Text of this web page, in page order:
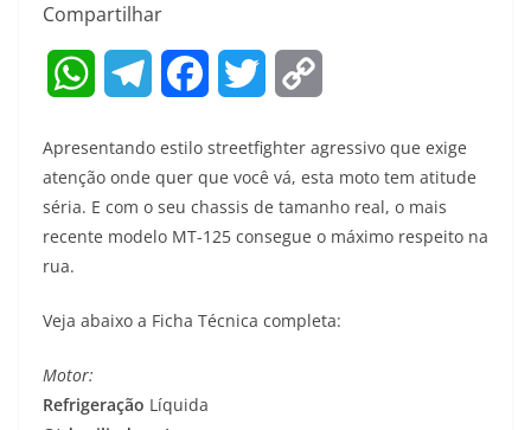
Compartilhar
W
a
t
p
e
r
m
c
e
o
i
t
p
y
i
Apresentando estilo streetfighter agressivo que exige
atenção onde quer que você vá, esta moto tem atitude
séria. E com o seu chassis de tamanho real, o mais
recente modelo MT-125 consegue o máximo respeito na
rua.
Veja abaixo a Ficha Técnica completa:
Motor:
Refrigeração Líquida